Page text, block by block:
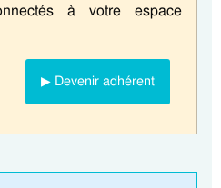
à votre espace
▶ Devenir adhérent